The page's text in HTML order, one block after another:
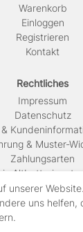
Warenkorb
Einloggen
Registrieren
Kontakt
Rechtliches
Impressum
Daten­schutz
&
& Muster-
Zahlungsarten
&
Zahlungsarten
unserer
uns helfen,